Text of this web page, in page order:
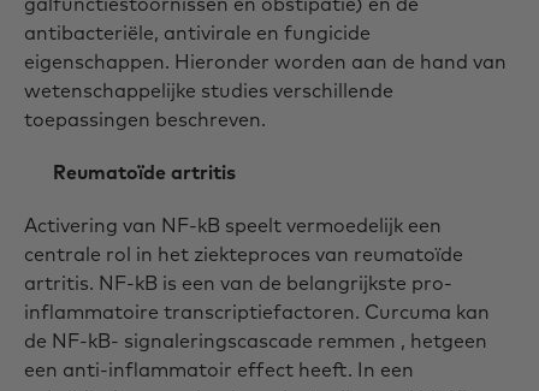
antibacteriële, antivirale en fungicide
eigenschappen. Hieronder worden aan de hand van
wetenschappelijke studies verschillende
toepassingen beschreven.
Reumatoïde artritis
Activering van NF-kB speelt vermoedelijk een
centrale rol in het ziekteproces van reumatoïde
artritis. NF-kB is een van de belangrijkste pro-
inflammatoire transcriptiefactoren. Curcuma kan
de NF-kB- signaleringscascade remmen , hetgeen
een anti-inflammatoir effect heeft. In een